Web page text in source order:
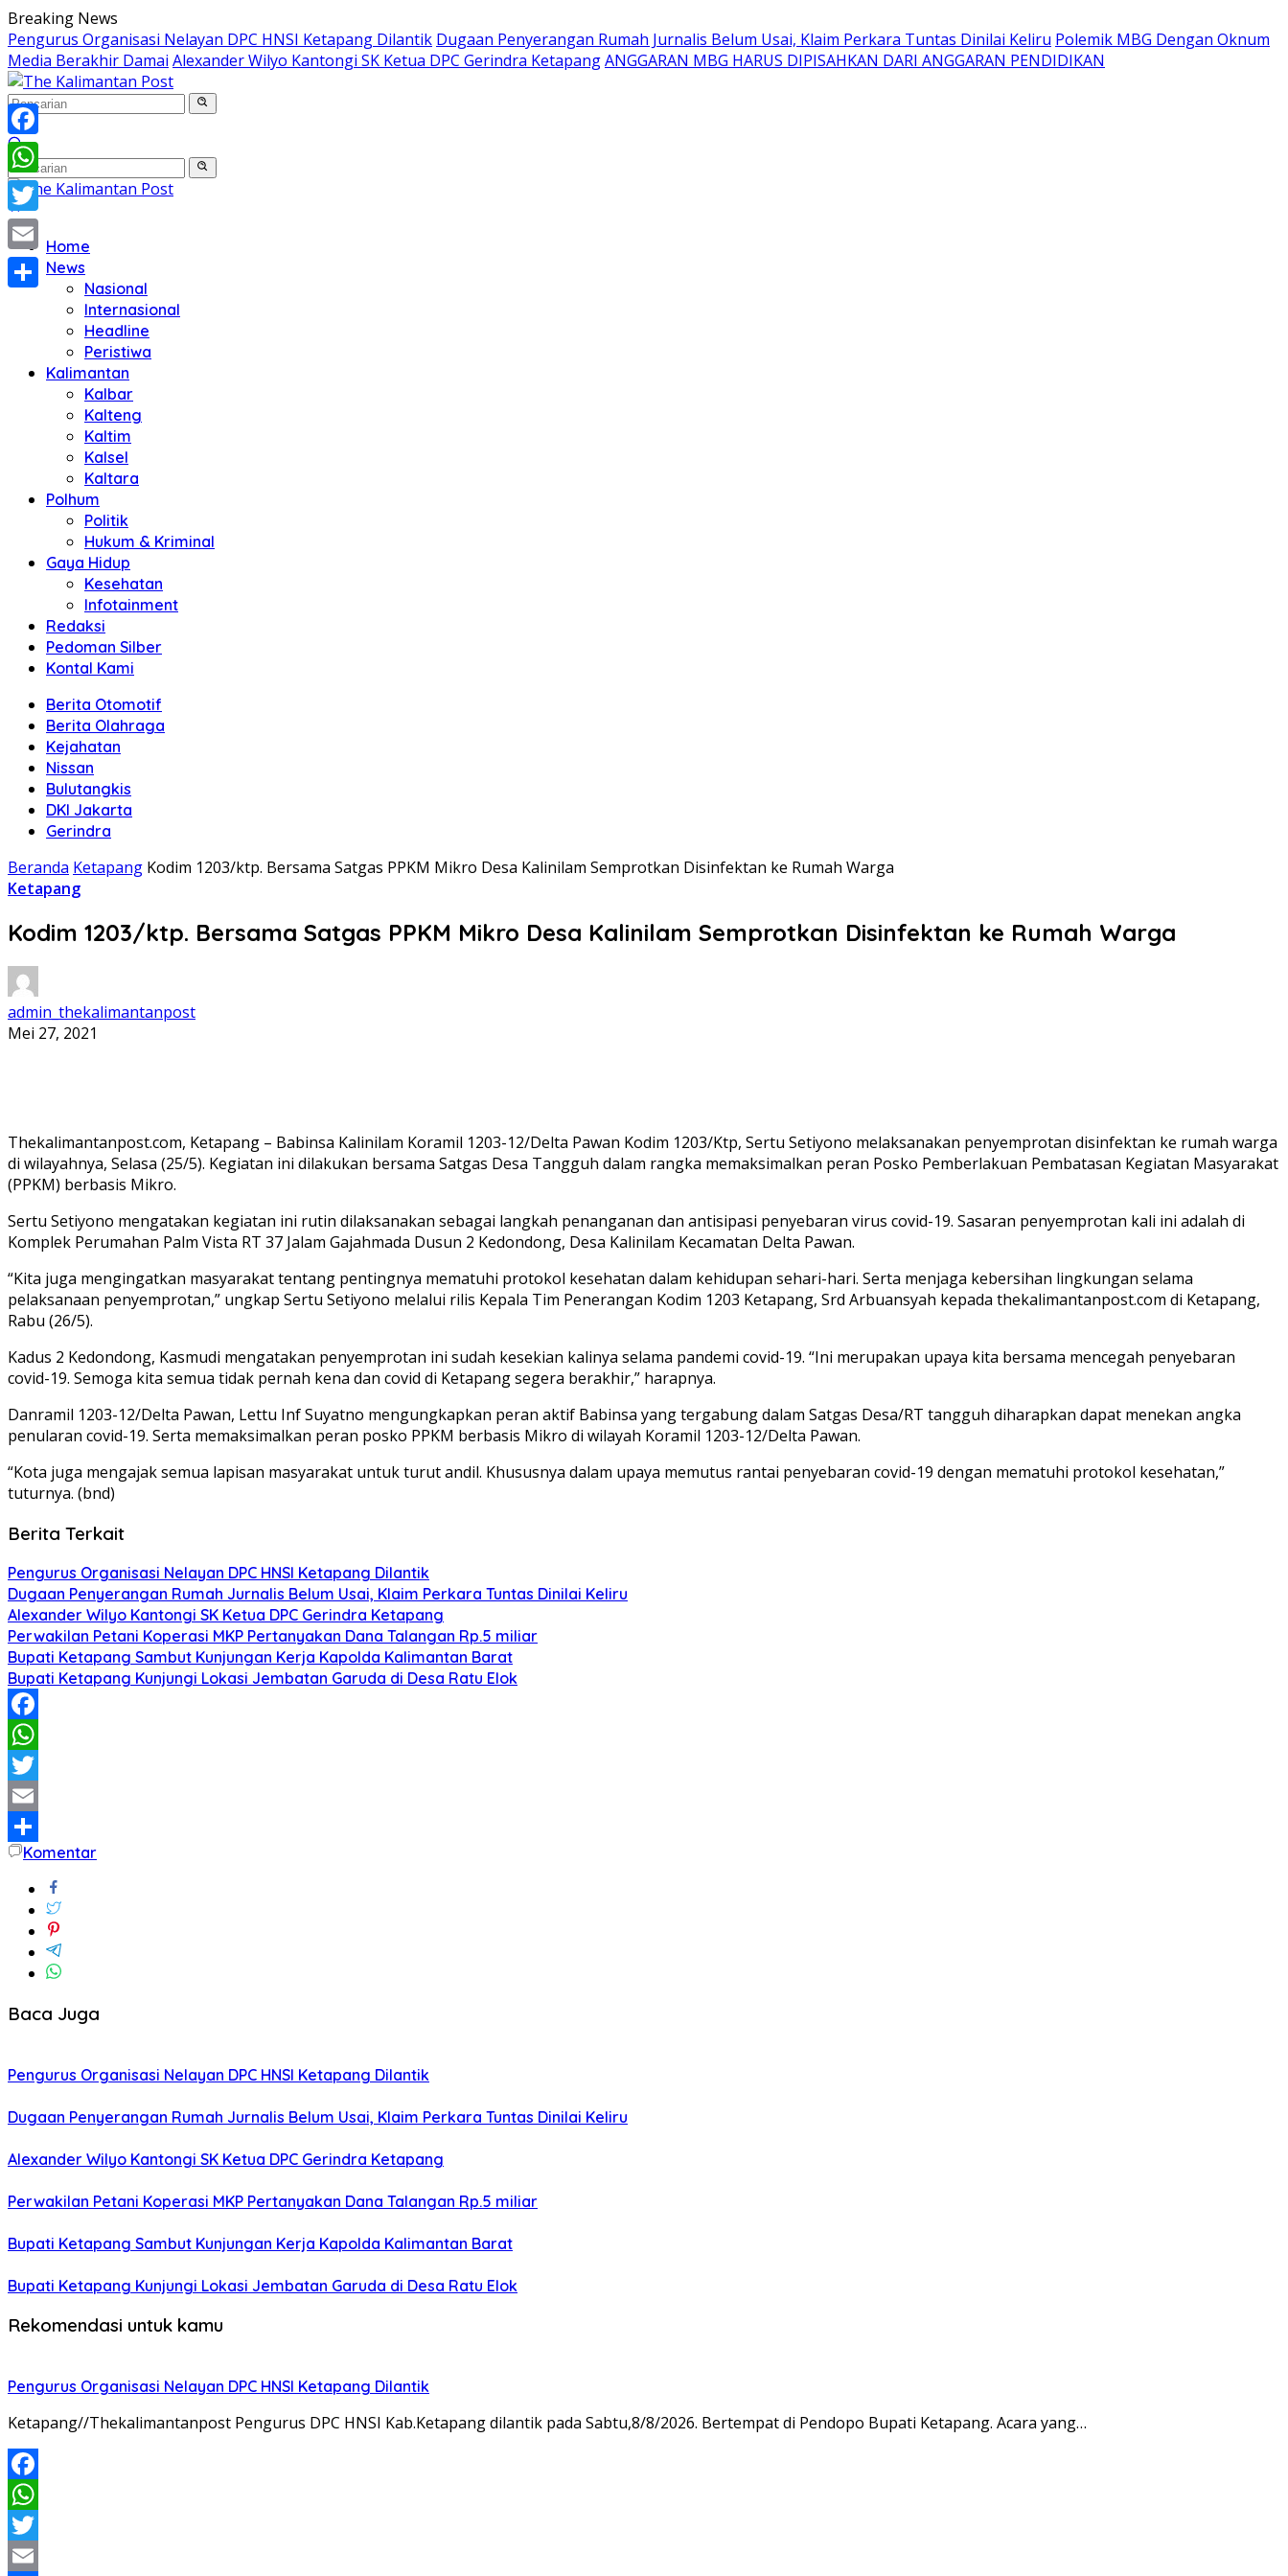
Langsung
ke
konten
Breaking News
Pengurus Organisasi Nelayan DPC HNSI Ketapang Dilantik Dugaan Penyerangan Rumah Jurnalis Belum Usai, Klaim Perkara Tuntas Dinilai Keliru Polemik MBG Dengan Oknum
Media Berakhir Damai Alexander Wilyo Kantongi SK Ketua DPC Gerindra KetapangANGGARAN MBG HARUS DIPISAHKAN DARI ANGGARAN PENDIDIKAN
Home
News
Nasional
Internasional
Headline
Peristiwa
Kalimantan
Kalbar
Kalteng
Kaltim
Kalsel
Kaltara
Polhum
Politik
Hukum & Kriminal
Gaya Hidup
Kesehatan
Infotainment
Redaksi
Pedoman Silber
Kontal Kami
Berita Otomotif
Berita Olahraga
Kejahatan
Nissan
Bulutangkis
DKI Jakarta
Gerindra
Beranda Ketapang Kodim 1203/ktp. Bersama Satgas PPKM Mikro Desa Kalinilam Semprotkan Disinfektan ke Rumah Warga
Ketapang
Kodim 1203/ktp. Bersama Satgas PPKM Mikro Desa Kalinilam Semprotkan Disinfektan ke Rumah Warga
admin_thekalimantanpost
Mei 27, 2021
Thekalimantanpost.com, Ketapang – Babinsa Kalinilam Koramil 1203-12/Delta Pawan Kodim 1203/Ktp, Sertu Setiyono melaksanakan penyemprotan disinfektan ke rumah warga
di wilayahnya, Selasa (25/5). Kegiatan ini dilakukan bersama Satgas Desa Tangguh dalam rangka memaksimalkan peran Posko Pemberlakuan Pembatasan Kegiatan Masyarakat
(PPKM) berbasis Mikro.
Sertu Setiyono mengatakan kegiatan ini rutin dilaksanakan sebagai langkah penanganan dan antisipasi penyebaran virus covid-19. Sasaran penyemprotan kali ini adalah di
Komplek Perumahan Palm Vista RT 37 Jalam Gajahmada Dusun 2 Kedondong, Desa Kalinilam Kecamatan Delta Pawan.
“Kita juga mengingatkan masyarakat tentang pentingnya mematuhi protokol kesehatan dalam kehidupan sehari-hari. Serta menjaga kebersihan lingkungan selama
pelaksanaan penyemprotan,” ungkap Sertu Setiyono melalui rilis Kepala Tim Penerangan Kodim 1203 Ketapang, Srd Arbuansyah kepada thekalimantanpost.com di Ketapang,
Rabu (26/5).
Kadus 2 Kedondong, Kasmudi mengatakan penyemprotan ini sudah kesekian kalinya selama pandemi covid-19. “Ini merupakan upaya kita bersama mencegah penyebaran
covid-19. Semoga kita semua tidak pernah kena dan covid di Ketapang segera berakhir,” harapnya.
Danramil 1203-12/Delta Pawan, Lettu Inf Suyatno mengungkapkan peran aktif Babinsa yang tergabung dalam Satgas Desa/RT tangguh diharapkan dapat menekan angka
penularan covid-19. Serta memaksimalkan peran posko PPKM berbasis Mikro di wilayah Koramil 1203-12/Delta Pawan.
“Kota juga mengajak semua lapisan masyarakat untuk turut andil. Khususnya dalam upaya memutus rantai penyebaran covid-19 dengan mematuhi protokol kesehatan,”
tuturnya. (bnd)
Berita Terkait
Pengurus Organisasi Nelayan DPC HNSI Ketapang Dilantik
Dugaan Penyerangan Rumah Jurnalis Belum Usai, Klaim Perkara Tuntas Dinilai Keliru
Alexander Wilyo Kantongi SK Ketua DPC Gerindra Ketapang
Perwakilan Petani Koperasi MKP Pertanyakan Dana Talangan Rp.5 miliar
Bupati Ketapang Sambut Kunjungan Kerja Kapolda Kalimantan Barat
Bupati Ketapang Kunjungi Lokasi Jembatan Garuda di Desa Ratu Elok
Facebook
WhatsApp
Twitter
Email
Share
Komentar
Baca Juga
Pengurus Organisasi Nelayan DPC HNSI Ketapang Dilantik
Dugaan Penyerangan Rumah Jurnalis Belum Usai, Klaim Perkara Tuntas Dinilai Keliru
Alexander Wilyo Kantongi SK Ketua DPC Gerindra Ketapang
Perwakilan Petani Koperasi MKP Pertanyakan Dana Talangan Rp.5 miliar
Bupati Ketapang Sambut Kunjungan Kerja Kapolda Kalimantan Barat
Bupati Ketapang Kunjungi Lokasi Jembatan Garuda di Desa Ratu Elok
Rekomendasi untuk kamu
Pengurus Organisasi Nelayan DPC HNSI Ketapang Dilantik
Ketapang//Thekalimantanpost Pengurus DPC HNSI Kab.Ketapang dilantik pada Sabtu,8/8/2026. Bertempat di Pendopo Bupati Ketapang. Acara yang…
Facebook
WhatsApp
Twitter
Facebook
WhatsApp
Twitter
Email